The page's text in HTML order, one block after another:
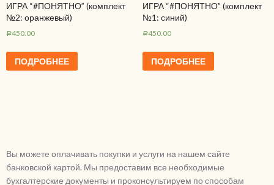
ИГРА “#ПОНЯТНО” (комплект
№2: оранжевый)
Р450.00
ПОДРОБНЕЕ
ИГРА “#ПОНЯТНО” (комплект
№1: синий)
Р450.00
ПОДРОБНЕЕ
Вы можете оплачивать покупки и услуги на нашем сайте
банковской картой. Мы предоставим все необходимые
бухгалтерские документы и проконсультируем по способам